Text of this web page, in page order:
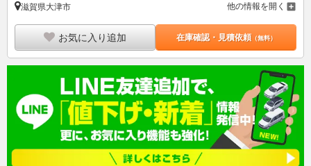
滋賀県大津市 他の情報を開く
お気に入り追加 在庫確認・見積依頼（無料）